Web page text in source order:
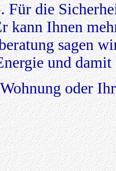
Für die
kann Ihnen
sagen
und
oder